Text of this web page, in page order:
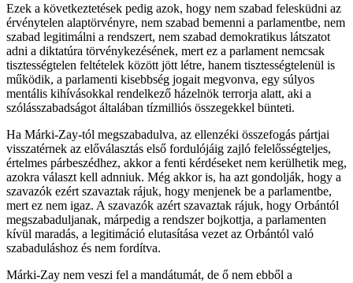
Ezek a következtetések pedig azok, hogy nem szabad felesküdni az
érvénytelen alaptörvényre, nem szabad bemenni a parlamentbe, nem
szabad legitimálni a rendszert, nem szabad demokratikus látszatot
adni a diktatúra törvénykezésének, mert ez a parlament nemcsak
tisztességtelen feltételek között jött létre, hanem tisztességtelenül is
működik, a parlamenti kisebbség jogait megvonva, egy súlyos
mentális kihívásokkal rendelkező házelnök terrorja alatt, aki a
szólásszabadságot általában tízmilliós összegekkel bünteti.
Ha Márki-Zay-tól megszabadulva, az ellenzéki összefogás pártjai
visszatérnek az előválasztás első fordulójáig zajló felelősségteljes,
értelmes párbeszédhez, akkor a fenti kérdéseket nem kerülhetik meg,
azokra választ kell adnniuk. Még akkor is, ha azt gondolják, hogy a
szavazók ezért szavaztak rájuk, hogy menjenek be a parlamentbe,
mert ez nem igaz. A szavazók azért szavaztak rájuk, hogy Orbántól
megszabaduljanak, márpedig a rendszer bojkottja, a parlamenten
kívül maradás, a legitimáció elutasítása vezet az Orbántól való
szabaduláshoz és nem fordítva.
Márki-Zay nem veszi fel a mandátumát, de ő nem ebből a